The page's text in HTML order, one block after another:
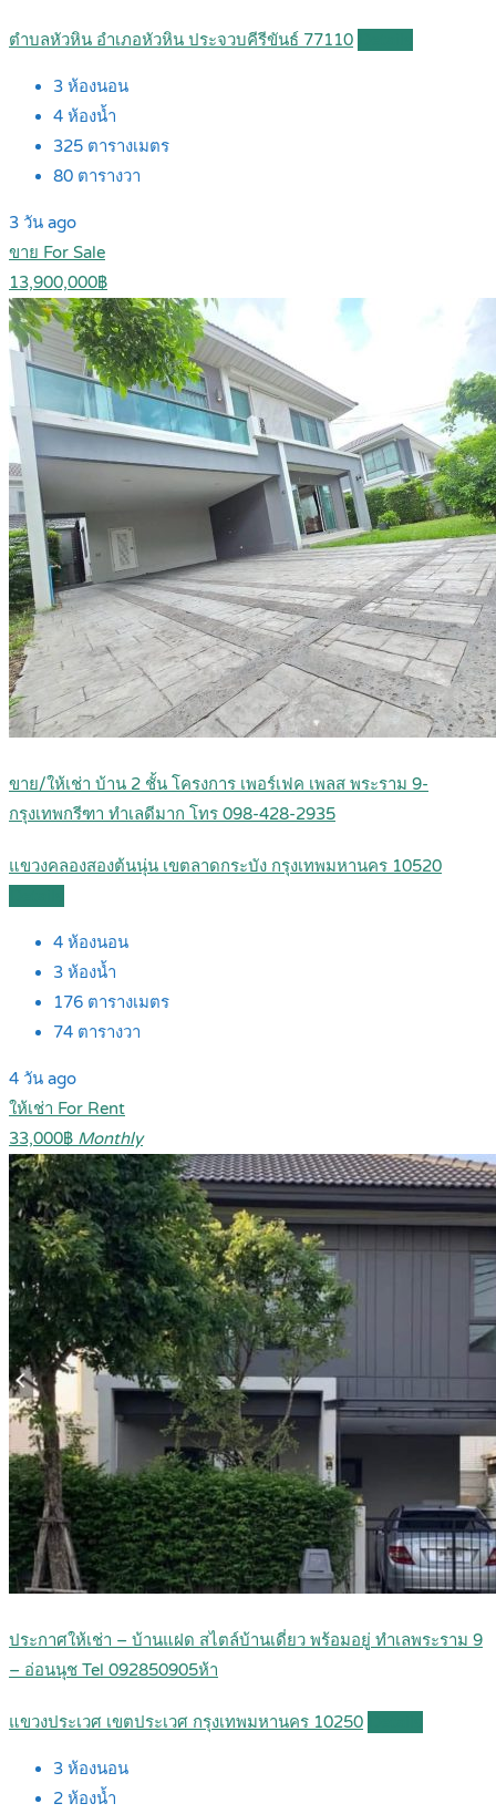
ตำบลหัวหิน อำเภอหัวหิน ประจวบคีรีขันธ์ 77110
3 ห้องนอน
4 ห้องน้ำ
325 ตารางเมตร
80 ตารางวา
3 วัน ago
ขาย For Sale
13,900,000฿
ขาย/ให้เช่า บ้าน 2 ชั้น โครงการ เพอร์เฟค เพลส พระราม 9-
กรุงเทพกรีฑา ทำเลดีมาก โทร 098-428-2935
แขวงคลองสองต้นนุ่น เขตลาดกระบัง กรุงเทพมหานคร 10520
4 ห้องนอน
3 ห้องน้ำ
176 ตารางเมตร
74 ตารางวา
4 วัน ago
ให้เช่า For Rent
33,000฿ Monthly
ประกาศให้เช่า – บ้านแฝด สไตล์บ้านเดี่ยว พร้อมอยู่ ทำเลพระราม 9
– อ่อนนุช Tel 092850905ห้า
แขวงประเวศ เขตประเวศ กรุงเทพมหานคร 10250
3 ห้องนอน
2 ห้องน้ำ